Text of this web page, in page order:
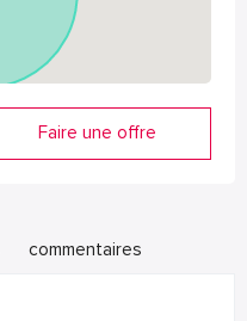
Faire une offre
commentaires